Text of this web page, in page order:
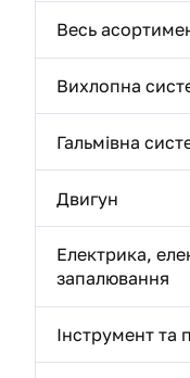
Весь
Вихлопна
Гальмівна
Двигун
Електрика,
запалювання
Інструмент та